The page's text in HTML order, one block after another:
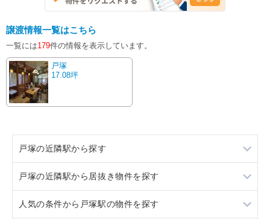
譲渡情報一覧はこちら
一覧には179件の情報を表示しています。
戸塚
17.08坪
戸塚の近隣駅から探す
大船
東戸塚
戸塚の近隣駅から居抜き物件を探す
大船
人気の条件から戸塚駅の物件を探す